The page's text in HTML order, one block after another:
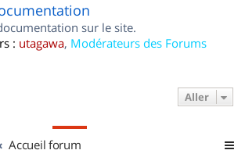
sur le site.
: utagawa, Modérateurs des Forums
Aller
Accueil forum